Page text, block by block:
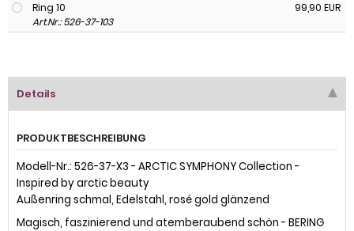
Ring 10
99,90 EUR
Art.Nr.: 526-37-103
Details
PRODUKTBESCHREIBUNG
Modell-Nr.: 526-37-X3 - ARCTIC SYMPHONY Collection -
Inspired by arctic beauty
Außenring schmal, Edelstahl, rosé gold glänzend
Magisch, faszinierend und atemberaubend schön - BERING